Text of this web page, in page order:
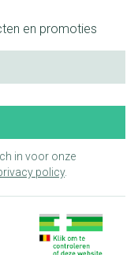
en promoties
in voor onze
policy.